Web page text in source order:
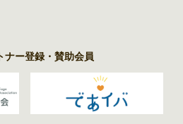
ナー登録・賛助会員